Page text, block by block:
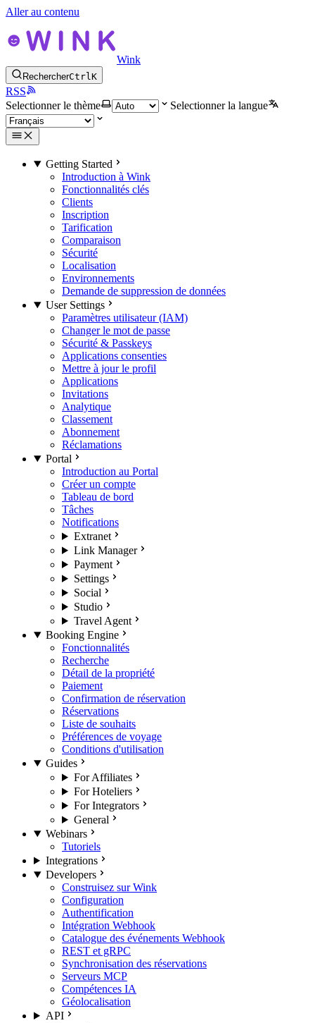
Aller au contenu
Wink
RechercherCtrlK
RSS
Selectionner le thème
Selectionner la langue
Getting Started
Introduction à Wink
Fonctionnalités clés
Clients
Inscription
Tarification
Comparaison
Sécurité
Localisation
Environnements
Demande de suppression de données
User Settings
Paramètres utilisateur (IAM)
Changer le mot de passe
Sécurité & Passkeys
Applications consenties
Mettre à jour le profil
Applications
Invitations
Analytique
Classement
Abonnement
Réclamations
Portal
Introduction au Portal
Créer un compte
Tableau de bord
Tâches
Notifications
Extranet
Link Manager
Payment
Settings
Social
Studio
Travel Agent
Booking Engine
Fonctionnalités
Recherche
Détail de la propriété
Paiement
Confirmation de réservation
Réservations
Liste de souhaits
Préférences de voyage
Conditions d'utilisation
Guides
For Affiliates
For Hoteliers
For Integrators
General
Webinars
Tutoriels
Integrations
Developers
Construisez sur Wink
Configuration
Authentification
Intégration Webhook
Catalogue des événements Webhook
REST et gRPC
Synchronisation des réservations
Serveurs MCP
Compétences IA
Géolocalisation
API